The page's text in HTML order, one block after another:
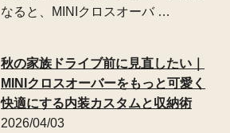
なると、MINIクロスオーバ …
秋の家族ドライブ前に見直したい｜
MINIクロスオーバーをもっと可愛く
快適にする内装カスタムと収納術
2026/04/03